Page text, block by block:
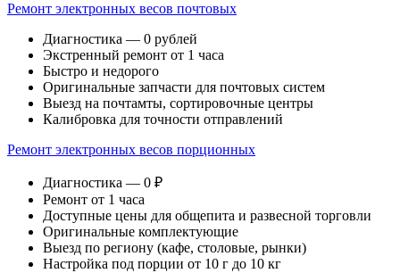
Ремонт электронных весов почтовых
Диагностика — 0 рублей
Экстренный ремонт от 1 часа
Быстро и недорого
Оригинальные запчасти для почтовых систем
Выезд на почтамты, сортировочные центры
Калибровка для точности отправлений
Ремонт электронных весов порционных
Диагностика — 0 ₽
Ремонт от 1 часа
Доступные цены для общепита и развесной торговли
Оригинальные комплектующие
Выезд по региону (кафе, столовые, рынки)
Настройка под порции от 10 г до 10 кг